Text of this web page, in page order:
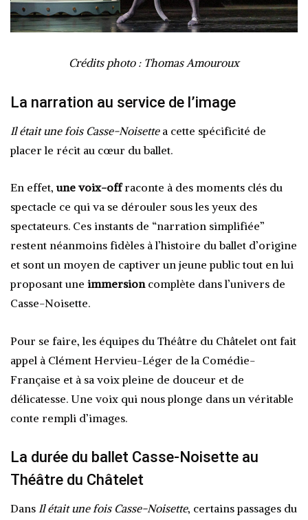
Crédits photo : Thomas Amouroux
La narration au service de l’image
Il était une fois Casse-Noisette a cette spécificité de
placer le récit au cœur du ballet.
En effet, une voix-offraconte à des moments clés du
spectacle ce qui va se dérouler sous les yeux des
spectateurs. Ces instants de “narration simplifiée”
restent néanmoins fidèles à l’histoire du ballet d’origine
et sont un moyen de captiver un jeune public tout en lui
proposant une immersioncomplète dans l’univers de
Casse-Noisette.
Pour se faire, les équipes du Théâtre du Châtelet ont fait
appel à Clément Hervieu-Léger de la Comédie-
Française et à sa voix pleine de douceur et de
délicatesse. Une voix qui nous plonge dans un véritable
conte rempli d’images.
La durée du ballet Casse-Noisette au
Théâtre du Châtelet
Dans Il était une fois Casse-Noisette, certains passages du